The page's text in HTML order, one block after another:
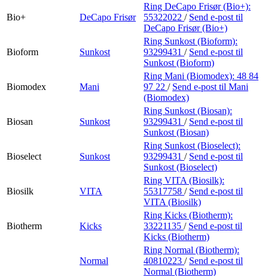
Bio+ DeCapo Frisør
Ring DeCapo Frisør (Bio+):
55322022 / Send e-post til
DeCapo Frisør (Bio+)
Bioform Sunkost
Ring Sunkost (Bioform):
93299431 / Send e-post til
Sunkost (Bioform)
Biomodex Mani
Ring Mani (Biomodex): 48 84
97 22 / Send e-post til Mani
(Biomodex)
Biosan Sunkost
Ring Sunkost (Biosan):
93299431 / Send e-post til
Sunkost (Biosan)
Bioselect Sunkost
Ring Sunkost (Bioselect):
93299431 / Send e-post til
Sunkost (Bioselect)
Biosilk VITA
Ring VITA (Biosilk):
55317758 / Send e-post til
VITA (Biosilk)
Biotherm Kicks
Ring Kicks (Biotherm):
33221135 / Send e-post til
Kicks (Biotherm)
Normal
Ring Normal (Biotherm):
40810223 / Send e-post til
Normal (Biotherm)